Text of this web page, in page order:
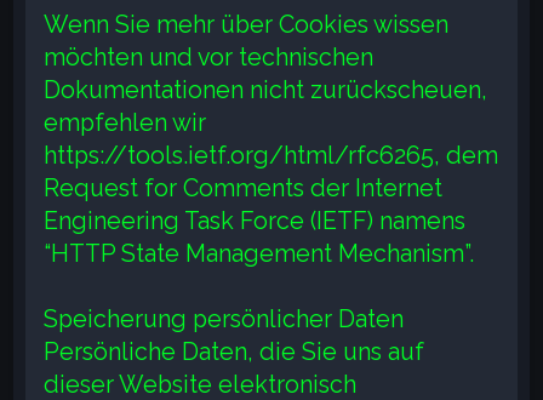
Wenn Sie mehr über Cookies wissen
möchten und vor technischen
Dokumentationen nicht zurückscheuen,
empfehlen wir
https://tools.ietf.org/html/rfc6265, dem
Request for Comments der Internet
Engineering Task Force (IETF) namens
“HTTP State Management Mechanism”.
Speicherung persönlicher Daten
Persönliche Daten, die Sie uns auf
dieser Website elektronisch